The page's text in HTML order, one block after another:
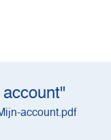
account.pdf